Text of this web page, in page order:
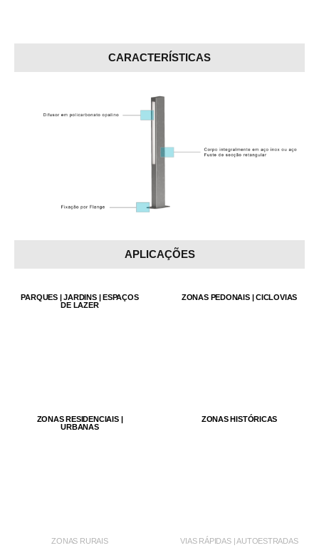
CARACTERÍSTICAS
APLICAÇÕES
PARQUES | JARDINS | ESPAÇOS
DE LAZER
ZONAS PEDONAIS | CICLOVIAS
ZONAS RESIDENCIAIS |
URBANAS
ZONAS HISTÓRICAS
ZONAS RURAIS VIAS RÁPIDAS | AUTOESTRADAS